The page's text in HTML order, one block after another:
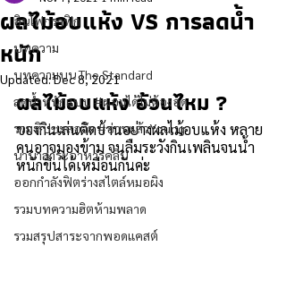
อินโฟกราฟิก
บทความ
บทความบน The Standard
ลดน้ำหนักแบบ #ผอมได้ไม่ต้องอด
รวมทิปชะลอวัย #อ่านแล้วYoung
นานาสาระอาหารคลีน
ออกกำลังฟิตร่างสไตล์หมอผิง
รวมบทความฮิตห้ามพลาด
รวมสรุปสาระจากพอดแคสต์
ผลไม้อบแห้ง VS การลดน้ำ
หนัก
Updated:Dec 8, 2021
ผลไม้อบแห้ง อ้วนไหม ?
ของกินเล่นติดบ้านอย่างผลไม้อบแห้ง หลาย
คนอาจมองข้าม จนลืมระวังกินเพลินจนน้ำ
หนักขึ้นได้เหมือนกันค่ะ